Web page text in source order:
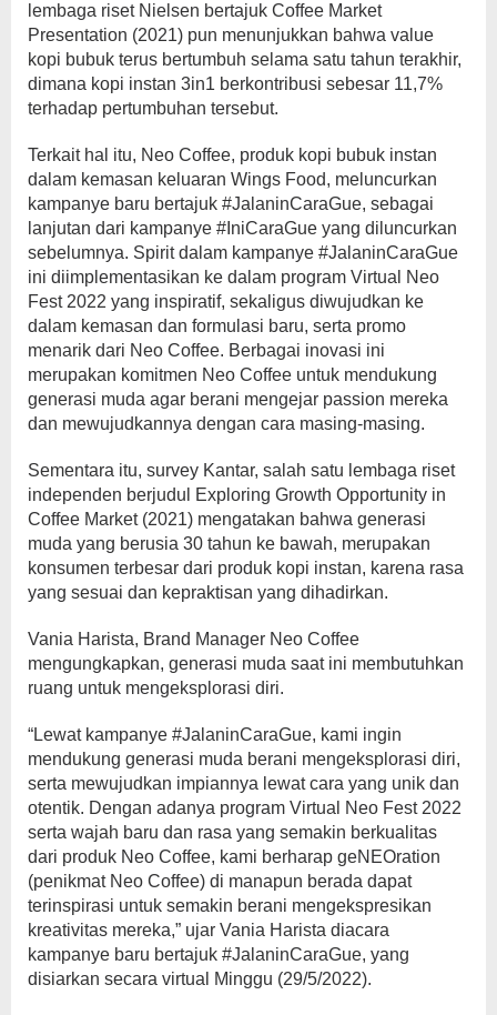
lembaga riset Nielsen bertajuk Coffee Market
Presentation (2021) pun menunjukkan bahwa value
kopi bubuk terus bertumbuh selama satu tahun terakhir,
dimana kopi instan 3in1 berkontribusi sebesar 11,7%
terhadap pertumbuhan tersebut.
Terkait hal itu, Neo Coffee, produk kopi bubuk instan
dalam kemasan keluaran Wings Food, meluncurkan
kampanye baru bertajuk #JalaninCaraGue, sebagai
lanjutan dari kampanye #IniCaraGue yang diluncurkan
sebelumnya. Spirit dalam kampanye #JalaninCaraGue
ini diimplementasikan ke dalam program Virtual Neo
Fest 2022 yang inspiratif, sekaligus diwujudkan ke
dalam kemasan dan formulasi baru, serta promo
menarik dari Neo Coffee. Berbagai inovasi ini
merupakan komitmen Neo Coffee untuk mendukung
generasi muda agar berani mengejar passion mereka
dan mewujudkannya dengan cara masing-masing.
Sementara itu, survey Kantar, salah satu lembaga riset
independen berjudul Exploring Growth Opportunity in
Coffee Market (2021) mengatakan bahwa generasi
muda yang berusia 30 tahun ke bawah, merupakan
konsumen terbesar dari produk kopi instan, karena rasa
yang sesuai dan kepraktisan yang dihadirkan.
Vania Harista, Brand Manager Neo Coffee
mengungkapkan, generasi muda saat ini membutuhkan
ruang untuk mengeksplorasi diri.
“Lewat kampanye #JalaninCaraGue, kami ingin
mendukung generasi muda berani mengeksplorasi diri,
serta mewujudkan impiannya lewat cara yang unik dan
otentik. Dengan adanya program Virtual Neo Fest 2022
serta wajah baru dan rasa yang semakin berkualitas
dari produk Neo Coffee, kami berharap geNEOration
(penikmat Neo Coffee) di manapun berada dapat
terinspirasi untuk semakin berani mengekspresikan
kreativitas mereka,” ujar Vania Harista diacara
kampanye baru bertajuk #JalaninCaraGue, yang
disiarkan secara virtual Minggu (29/5/2022).